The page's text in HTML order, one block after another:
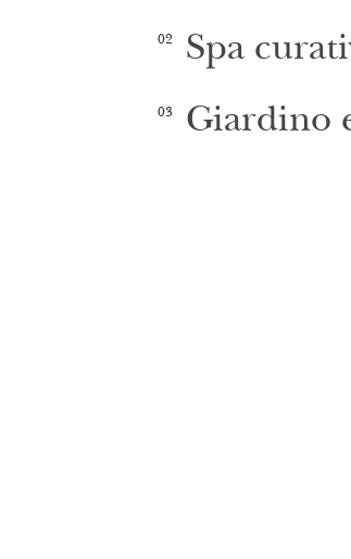
02 Spa
03 Giardino